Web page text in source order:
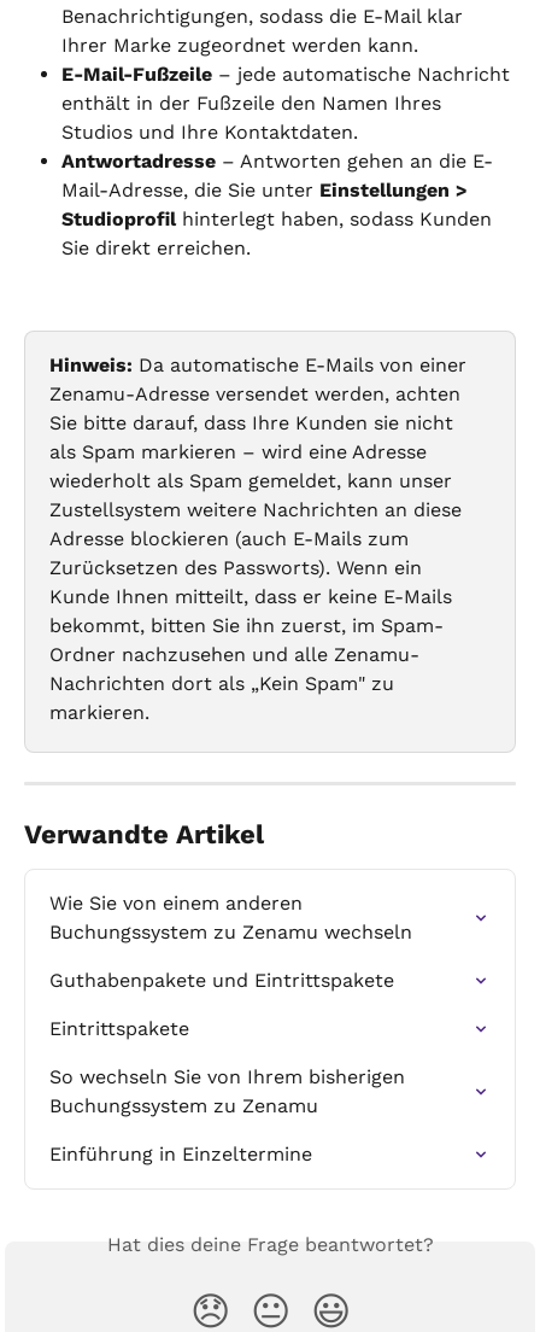
Benachrichtigungen, sodass die E-Mail klar
Ihrer Marke zugeordnet werden kann.
E-Mail-Fußzeile – jede automatische Nachricht
enthält in der Fußzeile den Namen Ihres
Studios und Ihre Kontaktdaten.
Antwortadresse – Antworten gehen an die E-
Mail-Adresse, die Sie unter Einstellungen >
Studioprofil hinterlegt haben, sodass Kunden
Sie direkt erreichen.
Hinweis: Da automatische E-Mails von einer
Zenamu-Adresse versendet werden, achten
Sie bitte darauf, dass Ihre Kunden sie nicht
als Spam markieren – wird eine Adresse
wiederholt als Spam gemeldet, kann unser
Zustellsystem weitere Nachrichten an diese
Adresse blockieren (auch E-Mails zum
Zurücksetzen des Passworts). Wenn ein
Kunde Ihnen mitteilt, dass er keine E-Mails
bekommt, bitten Sie ihn zuerst, im Spam-
Ordner nachzusehen und alle Zenamu-
Nachrichten dort als „Kein Spam" zu
markieren.
Verwandte Artikel
Wie Sie von einem anderen
Buchungssystem zu Zenamu wechseln
Guthabenpakete und Eintrittspakete
Eintrittspakete
So wechseln Sie von Ihrem bisherigen
Buchungssystem zu Zenamu
Einführung in Einzeltermine
Hat dies deine Frage beantwortet?
😞 😐 😃